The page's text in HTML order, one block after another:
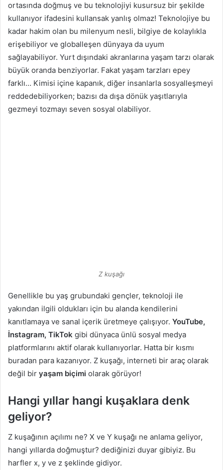
ortasında doğmuş ve bu teknolojiyi kusursuz bir şekilde
kullanıyor ifadesini kullansak yanlış olmaz! Teknolojiye bu
kadar hakim olan bu milenyum nesli, bilgiye de kolaylıkla
erişebiliyor ve globalleşen dünyaya da uyum
sağlayabiliyor. Yurt dışındaki akranlarına yaşam tarzı olarak
büyük oranda benziyorlar. Fakat yaşam tarzları epey
farklı… Kimisi içine kapanık, diğer insanlarla sosyalleşmeyi
reddedebiliyorken; bazısı da dışa dönük yaşıtlarıyla
gezmeyi tozmayı seven sosyal olabiliyor.
Z kuşağı
Genellikle bu yaş grubundaki gençler, teknoloji ile
yakından ilgili oldukları için bu alanda kendilerini
kanıtlamaya ve sanal içerik üretmeye çalışıyor. YouTube,
İnstagram, TikTok gibi dünyaca ünlü sosyal medya
platformlarını aktif olarak kullanıyorlar. Hatta bir kısmı
buradan para kazanıyor. Z kuşağı, interneti bir araç olarak
değil bir yaşam biçimi olarak görüyor!
Hangi yıllar hangi kuşaklara denk
geliyor?
Z kuşağının açılımı ne? X ve Y kuşağı ne anlama geliyor,
hangi yıllarda doğmuştur? dediğinizi duyar gibiyiz. Bu
harfler x, y ve z şeklinde gidiyor.